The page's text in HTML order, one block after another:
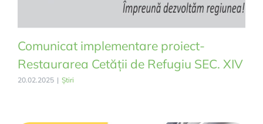
Comunicat implementare proiect-
Restaurarea Cetății de Refugiu SEC. XIV
20.02.2025 | Știri